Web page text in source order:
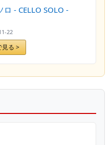
ロ - CELLO SOLO -
22
る >